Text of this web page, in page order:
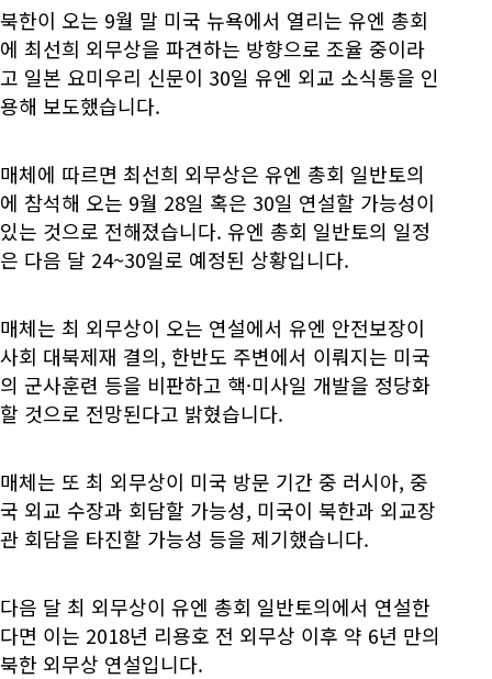
북한이 오는 9월 말 미국 뉴욕에서 열리는 유엔 총회
에 최선희 외무상을 파견하는 방향으로 조율 중이라
고 일본 요미우리 신문이 30일 유엔 외교 소식통을 인
용해 보도했습니다.
매체에 따르면 최선희 외무상은 유엔 총회 일반토의
에 참석해 오는 9월 28일 혹은 30일 연설할 가능성이
있는 것으로 전해졌습니다. 유엔 총회 일반토의 일정
은 다음 달 24~30일로 예정된 상황입니다.
매체는 최 외무상이 오는 연설에서 유엔 안전보장이
사회 대북제재 결의, 한반도 주변에서 이뤄지는 미국
의 군사훈련 등을 비판하고 핵·미사일 개발을 정당화
할 것으로 전망된다고 밝혔습니다.
매체는 또 최 외무상이 미국 방문 기간 중 러시아, 중
국 외교 수장과 회담할 가능성, 미국이 북한과 외교장
관 회담을 타진할 가능성 등을 제기했습니다.
다음 달 최 외무상이 유엔 총회 일반토의에서 연설한
다면 이는 2018년 리용호 전 외무상 이후 약 6년 만의
북한 외무상 연설입니다.